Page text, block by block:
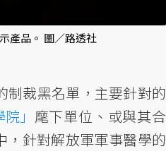
產品。 圖／路透社
制裁黑名單，主要針對的
」 麾下單位、或與其合
，針對解放軍軍事醫學的